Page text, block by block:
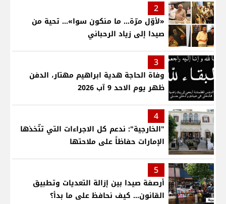
2
«لأوّل مرّة… ما منكون سوا»… تحية من
صيدا إلى زياد الرحباني
3
وفاة الحاجة هدية ابراهيم مهتار، الدفن
ظهر يوم الاحد 9 آب 2026
4
"الخارجية": ندعم كل الاجراءات التي تتّخذها
الإمارات حفاظاً على ملاحتها
5
أرصفة صيدا بين إزالة التعديات وتطبيق
القانون... كيف نحافظ على ما بدأ؟